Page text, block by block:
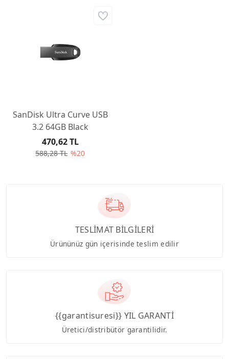
SanDisk Ultra Curve USB
3.2 64GB Black
588,28 TL %20
470,62 TL
TESLİMAT BİLGİLERİ
Ürününüz gün içerisinde teslim edilir
{{garantisuresi}} YIL GARANTİ
Üretici/distribütör garantilidir.